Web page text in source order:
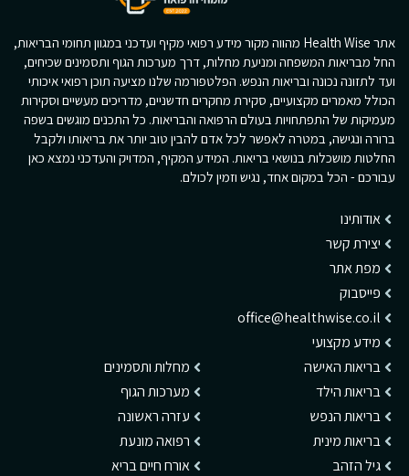
אתר Health Wise מהווה מקור מידע רפואי מקיף ועדכני במגוון תחומי הבריאות,
החל מבריאות המשפחה ומניעת מחלות, דרך מערכות הגוף ותסמינים שכיחים,
ועד לתזונה נכונה ובריאות הנפש. הפלטפורמה שלנו מציעה תוכן רפואי איכותי
הכולל מאמרים מקצועיים, סקירת מחקרים חדשניים, מדריכים מעשיים וסקירות
מעמיקות של התפתחויות בעולם הרפואה והבריאות. כל התכנים מוגשים בשפה
ברורה ונגישה, במטרה לאפשר לכל אדם להבין טוב יותר את בריאותו ולקבל
החלטות מושכלות בנושאי בריאות. המידע המקיף, המדויק והעדכני נמצא כאן
עבורכם - הכל במקום אחד, נגיש וזמין לכולם.
אודותינו
יצירת קשר
מפת אתר
פייסבוק
office@healthwise.co.il
מידע מקצועי
בריאות האישה
בריאות הילד
בריאות הנפש
בריאות מינית
גיל הזהב
מחלות ותסמינים
מערכות הגוף
עזרה ראשונה
רפואה מונעת
אורח חיים בריא